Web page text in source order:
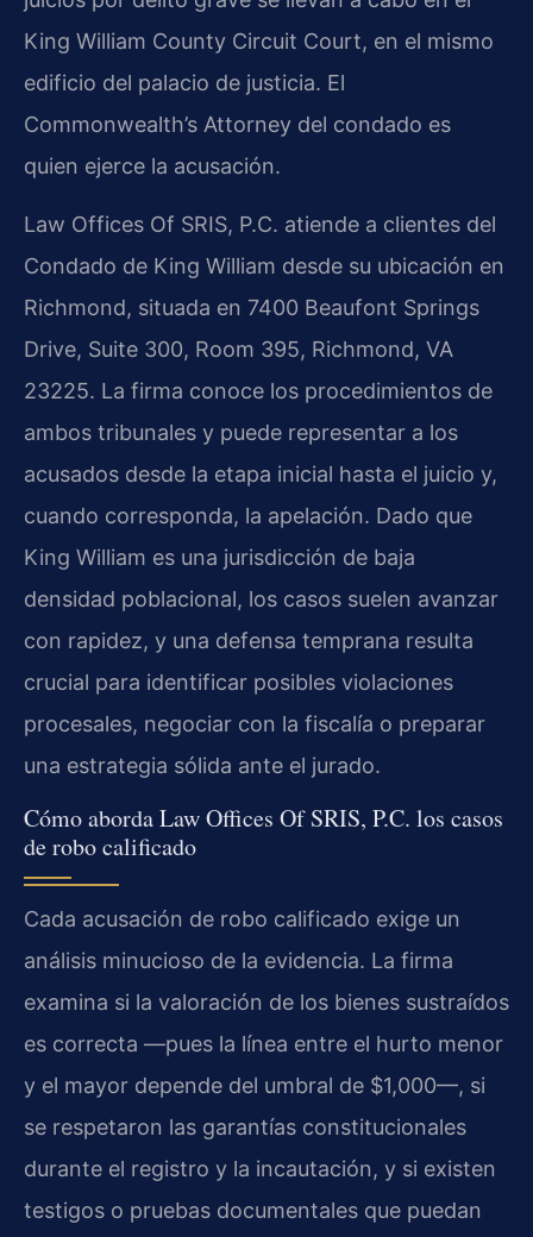
King William County Circuit Court, en el mismo
edificio del palacio de justicia. El
Commonwealth’s Attorney del condado es
quien ejerce la acusación.
Law Offices Of SRIS, P.C. atiende a clientes del
Condado de King William desde su ubicación en
Richmond, situada en 7400 Beaufont Springs
Drive, Suite 300, Room 395, Richmond, VA
23225. La firma conoce los procedimientos de
ambos tribunales y puede representar a los
acusados desde la etapa inicial hasta el juicio y,
cuando corresponda, la apelación. Dado que
King William es una jurisdicción de baja
densidad poblacional, los casos suelen avanzar
con rapidez, y una defensa temprana resulta
crucial para identificar posibles violaciones
procesales, negociar con la fiscalía o preparar
una estrategia sólida ante el jurado.
Cómo aborda Law Offices Of SRIS, P.C. los casos
de robo calificado
Cada acusación de robo calificado exige un
análisis minucioso de la evidencia. La firma
examina si la valoración de los bienes sustraídos
es correcta —pues la línea entre el hurto menor
y el mayor depende del umbral de $1,000—, si
se respetaron las garantías constitucionales
durante el registro y la incautación, y si existen
testigos o pruebas documentales que puedan